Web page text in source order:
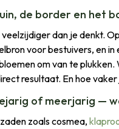
de border en het
dan je denkt.
voor bestuivers, en
om van te
resultaat. En hoe
of meerjarig —
zoals cosmea,